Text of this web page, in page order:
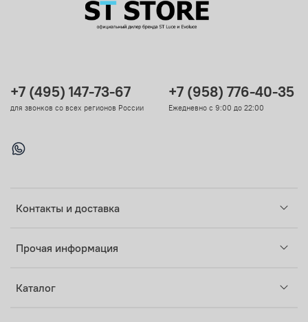
Контакты и доставка
Прочая информация
Каталог
+7 (495) 147-73-67
для звонков со всех регионов России
+7 (958) 776-40-35
Ежедневно с 9:00 до 22:00